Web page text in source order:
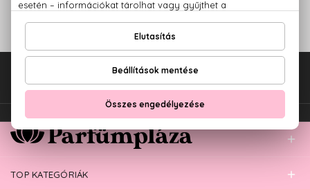
Fel az oldal tetejére!
TOP KATEGÓRIÁK